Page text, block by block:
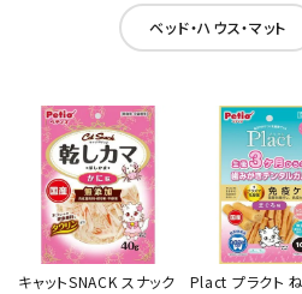
ベッド・ハウス・マット
キャットSNACK スナック
Plact プラクト